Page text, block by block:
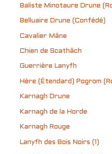
Baliste Minotaure Drune
Belluaire Drune (Confédé)
Cavalier Mâne
Chien de Scathâch
Guerrière Lanyfh
Hère (Étendard) Pogrom
Karnagh Drune
Karnagh de la Horde
Karnagh Rouge
Lanyfh des Bois Noirs (1)